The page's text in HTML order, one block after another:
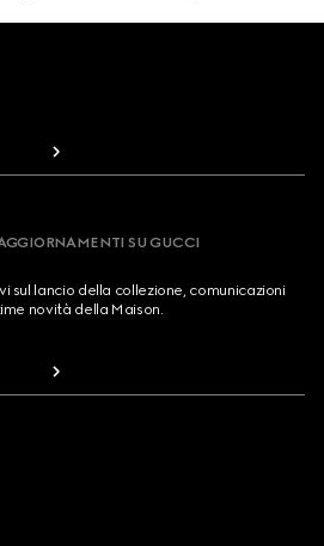
SU GUCCI
sul lancio della collezione, comunicazioni
novità della Maison.